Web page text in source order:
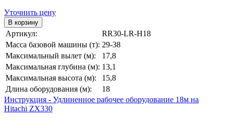
Уточнить цену
Артикул:
RR30-LR-H18
Масса базовой машины (т): 29-38
Максимальный вылет (м):
17,8
Максимальная глубина (м): 13,1
Максимальная высота (м):
15,8
Длина оборудования (м):
18
Инструкция - Удлиненное рабочее оборудование 18м на
Hitachi ZX330